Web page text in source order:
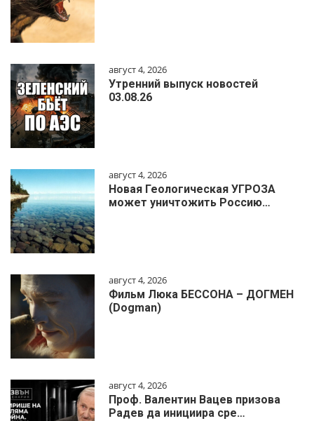
август 4, 2026
Утренний выпуск новостей
03.08.26
август 4, 2026
Новая Геологическая УГРОЗА
может уничтожить Россию…
август 4, 2026
Фильм Люка БЕССОНА – ДОГМЕН
(Dogman)
август 4, 2026
Проф. Валентин Вацев призова
Радев да инициира сре…